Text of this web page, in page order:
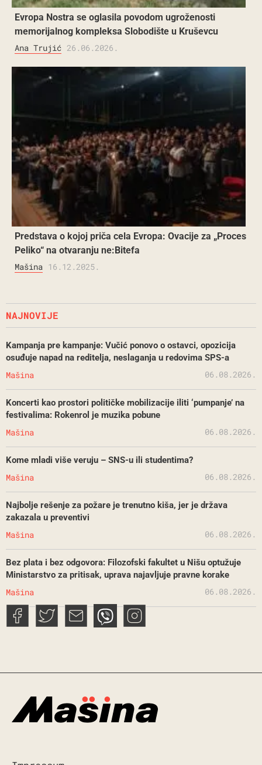
Evropa Nostra se oglasila povodom ugroženosti
memorijalnog kompleksa Slobodište u Kruševcu
Ana Trujić 26.06.2026.
Predstava o kojoj priča cela Evropa: Ovacije za „Proces
Peliko“ na otvaranju ne:Bitefa
Mašina 16.12.2025.
NAJNOVIJE
Kampanja pre kampanje: Vučić ponovo o ostavci, opozicija
osuđuje napad na reditelja, neslaganja u redovima SPS-a
Mašina 06.08.2026.
Koncerti kao prostori političke mobilizacije iliti ‘pumpanje’ na
festivalima: Rokenrol je muzika pobune
Mašina 06.08.2026.
Kome mladi više veruju – SNS-u ili studentima?
Mašina 06.08.2026.
Najbolje rešenje za požare je trenutno kiša, jer je država
zakazala u preventivi
Mašina 06.08.2026.
Bez plata i bez odgovora: Filozofski fakultet u Nišu optužuje
Ministarstvo za pritisak, uprava najavljuje pravne korake
Mašina 06.08.2026.